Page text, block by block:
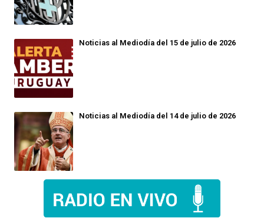
Noticias al Mediodía del 15 de julio de 2026
Noticias al Mediodía del 14 de julio de 2026